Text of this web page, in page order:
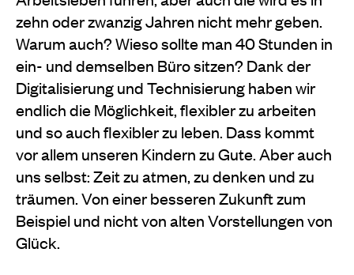
zehn oder zwanzig Jahren nicht mehr geben.
Warum auch? Wieso sollte man 40 Stunden in
ein- und demselben Büro sitzen? Dank der
Digitalisierung und Technisierung haben wir
endlich die Möglichkeit, flexibler zu arbeiten
und so auch flexibler zu leben. Dass kommt
vor allem unseren Kindern zu Gute. Aber auch
uns selbst: Zeit zu atmen, zu denken und zu
träumen. Von einer besseren Zukunft zum
Beispiel und nicht von alten Vorstellungen von
Glück.